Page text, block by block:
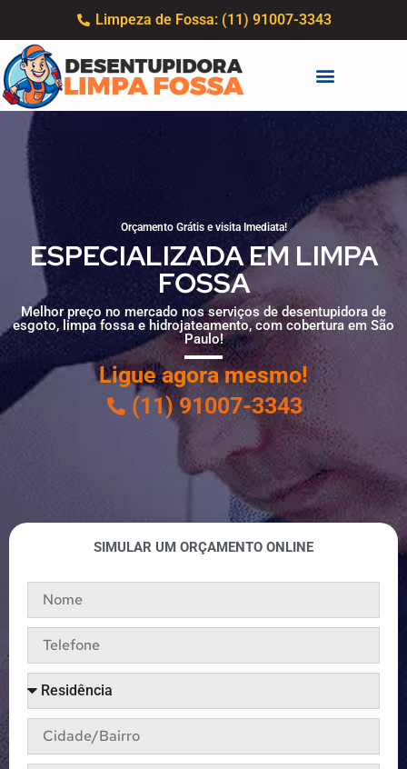
Limpeza de Fossa: (11) 91007-3343
Orçamento Grátis e visita Imediata!
ESPECIALIZADA EM LIMPA
FOSSA
Melhor preço no mercado nos serviços de desentupidora de
esgoto, limpa fossa e hidrojateamento, com cobertura em São
Paulo!
Ligue agora mesmo!
(11) 91007-3343
SIMULAR UM ORÇAMENTO ONLINE